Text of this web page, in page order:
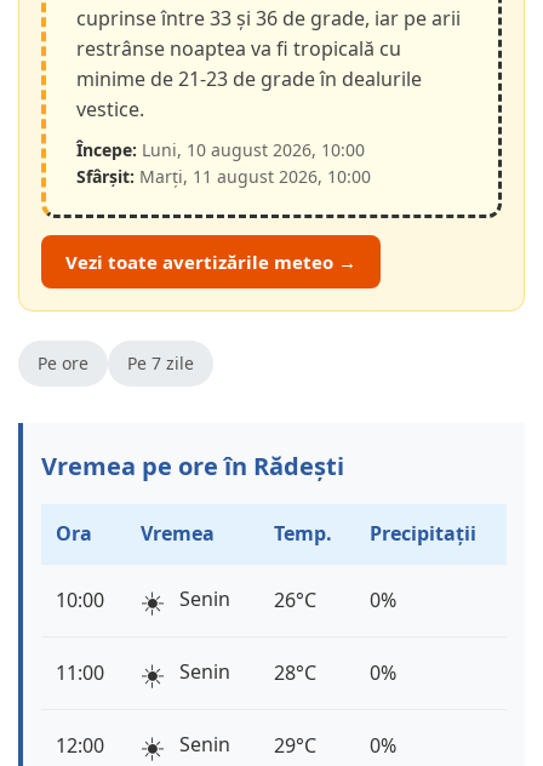
cuprinse între 33 și 36 de grade, iar pe arii
restrânse noaptea va fi tropicală cu
minime de 21-23 de grade în dealurile
vestice.
Începe: Luni, 10 august 2026, 10:00
Sfârșit: Marți, 11 august 2026, 10:00
Vezi toate avertizările meteo →
Pe ore Pe 7 zile
Vremea pe ore în Rădești
Ora Vremea Temp. Precipitații
10:00 ☀️ Senin 26°C 0%
11:00 ☀️ Senin 28°C 0%
12:00 ☀️ Senin 29°C 0%